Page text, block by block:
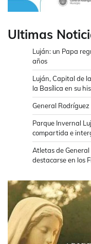
Ultimas
Luján: un Papa
años
Luján, Capital de
la Basílica en su
General Rodríguez
Parque Invernal
compartida e
Atletas de
destacarse en los